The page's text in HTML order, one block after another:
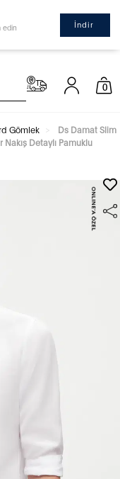
edin İndir
0
Gömlek
Ds Damat Slim
Detaylı Pamuklu